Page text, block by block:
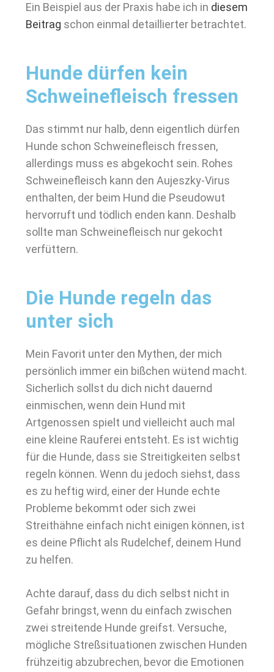
Ein Beispiel aus der Praxis habe ich in diesem
Beitrag schon einmal detaillierter betrachtet.
Hunde dürfen kein
Schweinefleisch fressen
Das stimmt nur halb, denn eigentlich dürfen
Hunde schon Schweinefleisch fressen,
allerdings muss es abgekocht sein. Rohes
Schweinefleisch kann den Aujeszky-Virus
enthalten, der beim Hund die Pseudowut
hervorruft und tödlich enden kann. Deshalb
sollte man Schweinefleisch nur gekocht
verfüttern.
Die Hunde regeln das
unter sich
Mein Favorit unter den Mythen, der mich
persönlich immer ein bißchen wütend macht.
Sicherlich sollst du dich nicht dauernd
einmischen, wenn dein Hund mit
Artgenossen spielt und vielleicht auch mal
eine kleine Rauferei entsteht. Es ist wichtig
für die Hunde, dass sie Streitigkeiten selbst
regeln können. Wenn du jedoch siehst, dass
es zu heftig wird, einer der Hunde echte
Probleme bekommt oder sich zwei
Streithähne einfach nicht einigen können, ist
es deine Pflicht als Rudelchef, deinem Hund
zu helfen.
Achte darauf, dass du dich selbst nicht in
Gefahr bringst, wenn du einfach zwischen
zwei streitende Hunde greifst. Versuche,
mögliche Streßsituationen zwischen Hunden
frühzeitig abzubrechen, bevor die Emotionen